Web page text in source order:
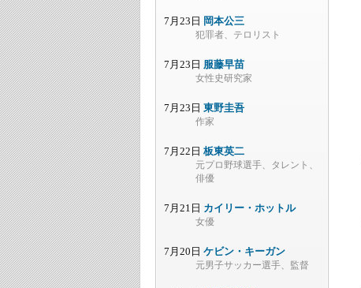
7月23日 岡本公三
犯罪者、テロリスト
7月23日 服藤早苗
女性史研究家
7月23日 東野圭吾
作家
7月22日 板東英二
元プロ野球選手、タレント、
俳優
7月21日 カイリー・ホットル
女優
7月20日 ケビン・キーガン
元男子サッカー選手、監督